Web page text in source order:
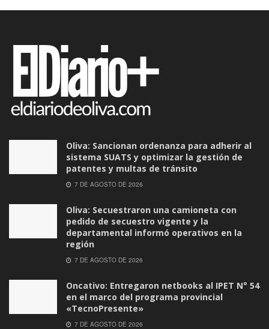
Oliva: Sancionan ordenanza para adherir al
sistema SUATS y optimizar la gestión de
patentes y multas de tránsito
7 DE AGOSTO DE 2026
Oliva: Secuestraron una camioneta con
pedido de secuestro vigente y la
departamental informó operativos en la
región
7 DE AGOSTO DE 2026
Oncativo: Entregaron netbooks al IPET N° 54
en el marco del programa provincial
«TecnoPresente»
7 DE AGOSTO DE 2026